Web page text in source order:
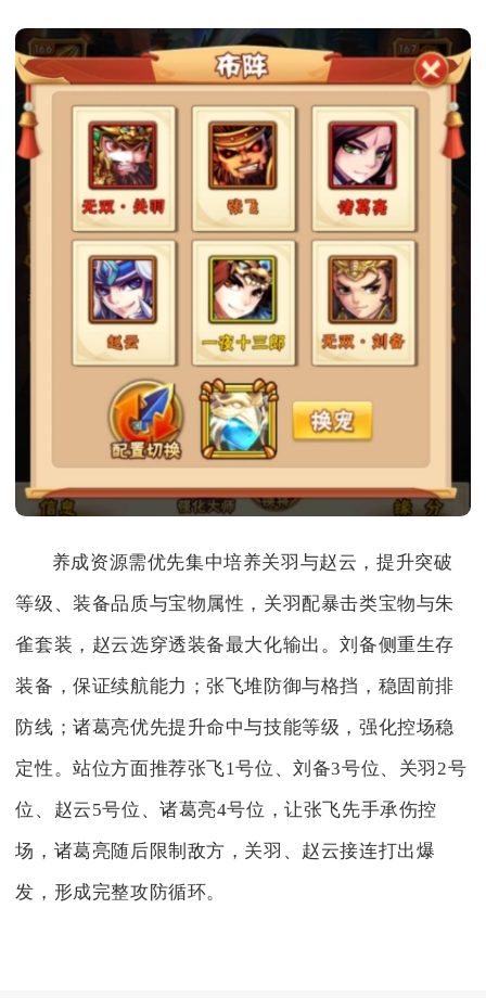
养成资源需优先集中培养关羽与赵云，提升突破
等级、装备品质与宝物属性，关羽配暴击类宝物与朱
雀套装，赵云选穿透装备最大化输出。刘备侧重生存
装备，保证续航能力；张飞堆防御与格挡，稳固前排
防线；诸葛亮优先提升命中与技能等级，强化控场稳
定性。站位方面推荐张飞1号位、刘备3号位、关羽2号
位、赵云5号位、诸葛亮4号位，让张飞先手承伤控
场，诸葛亮随后限制敌方，关羽、赵云接连打出爆
发，形成完整攻防循环。